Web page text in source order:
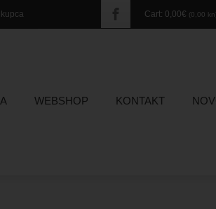
Cart: 0,00€ (0,00
WEBSHOP KONTAKT